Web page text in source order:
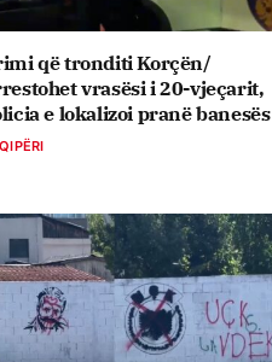
që tronditi Korçën/
vrasësi i 20-vjeçarit,
e lokalizoi pranë banesës